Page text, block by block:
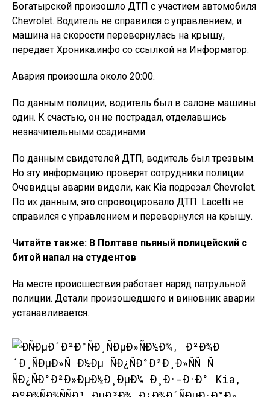
Богатырской произошло ДТП с участием автомобиля
Chevrolet. Водитель не справился с управлением, и
машина на скорости перевернулась на крышу,
передает Хроника.инфо со ссылкой на Информатор.
Авария произошла около 20:00.
По данным полиции, водитель был в салоне машины
один. К счастью, он не пострадал, отделавшись
незначительными ссадинами.
По данным свидетелей ДТП, водитель был трезвым.
Но эту информацию проверят сотрудники полиции.
Очевидцы аварии видели, как Kia подрезал Chevrolet.
По их данным, это спровоцировало ДТП. Lacetti не
справился с управлением и перевернулся на крышу.
Читайте также: В Полтаве пьяный полицейский с
битой напал на студентов
На месте происшествия работает наряд патрульной
полиции. Детали произошедшего и виновник аварии
устанавливается.